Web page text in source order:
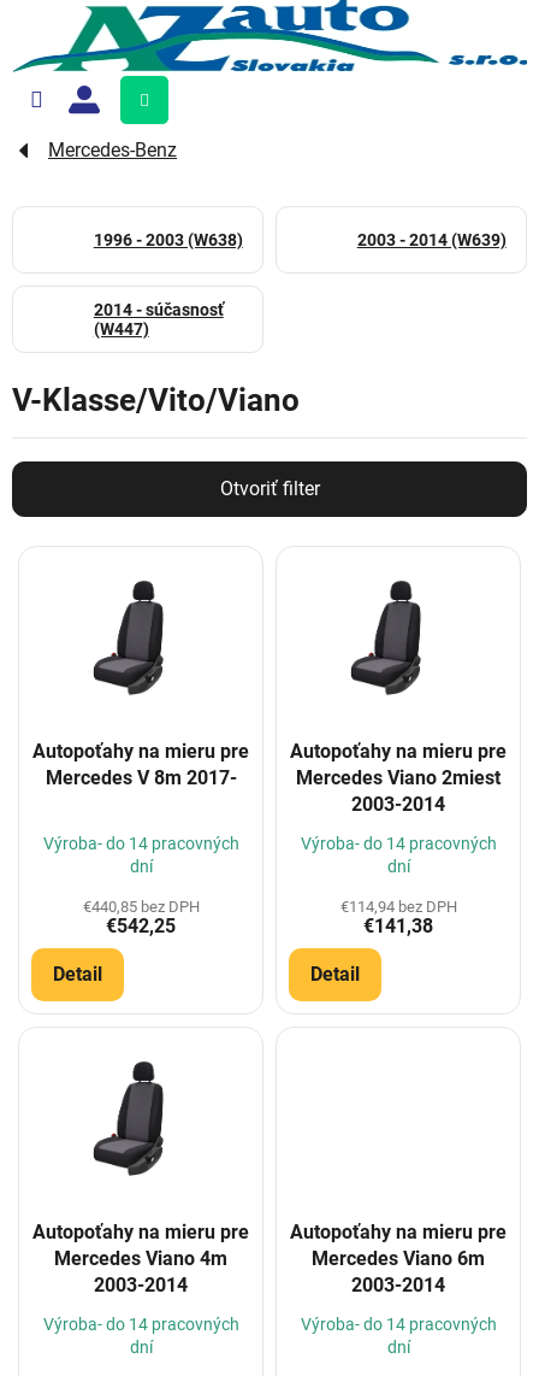
obsah
Nákupný
košík
Mercedes-Benz
1996 - 2003 (W638) 2003 - 2014 (W639)
2014 - súčasnosť
(W447)
V-Klasse/Vito/Viano
Otvoriť filter
V
Autopoťahy na mieru pre
Mercedes V 8m 2017-
Výroba- do 14 pracovných
dní
€440,85 bez DPH
€542,25
Detail
Autopoťahy na mieru pre
Mercedes Viano 2miest
2003-2014
Výroba- do 14 pracovných
dní
€114,94 bez DPH
€141,38
Detail
Autopoťahy na mieru pre
Mercedes Viano 4m
2003-2014
Výroba- do 14 pracovných
dní
Autopoťahy na mieru pre
Mercedes Viano 6m
2003-2014
Výroba- do 14 pracovných
dní